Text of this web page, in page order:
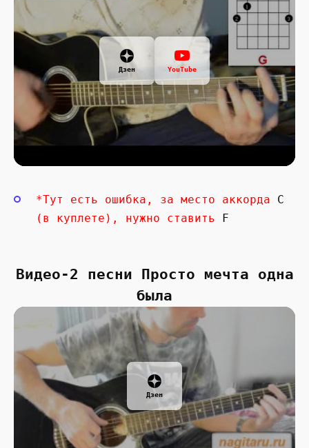
Дзен YouTube
*Тут есть ошибка, за место аккорда C
(в куплете), нужно ставить
F
Видео-2 песни Просто мечта одна
была
Дзен